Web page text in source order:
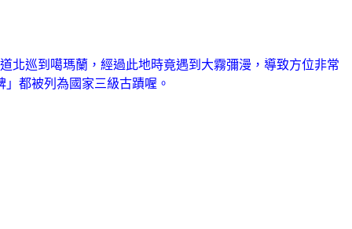
北巡到噶瑪蘭，經過此地時竟遇到大霧彌漫，導致方位非常
」都被列為國家三級古蹟喔。